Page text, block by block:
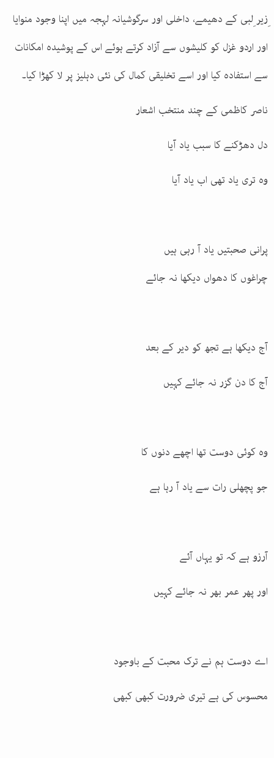
ِزیر ِلبی کے دھیمے، داخلی اور سرگوشیانہ لہجہ میں اپنا وجود منوایا
اور اردو غزل کو کلیشوں سے آزاد کرتے ہوئے اس کے پوشیدہ امکانات
سے استفادہ کیا اور اسے تخلیقی کمال کی نئی دہلیز پر لا کھڑا کیا۔
ناصر کاظمی کے چند منتخب اشعار
دل دھڑکنے کا سبب یاد آیا
وہ تری یاد تھی اب یاد آیا
پرانی صحبتیں یاد آ رہی ہیں
چراغوں کا دھواں دیکھا نہ جائے
آج دیکھا ہے تجھ کو دیر کے بعد
آج کا دن گزر نہ جائے کہیں
وہ کوئی دوست تھا اچھے دنوں کا
جو پچھلی رات سے یاد آ رہا ہے
آرزو ہے کہ تو یہاں آئے
اور پھر عمر بھر نہ جائے کہیں
اے دوست ہم نے ترک محبت کے باوجود
محسوس کی ہے تیری ضرورت کبھی کبھی